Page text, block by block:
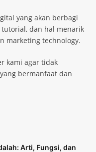
yang akan berbagi
dan hal menarik
marketing technology.
kami agar tidak
bermanfaat dan
Arti, Fungsi, dan